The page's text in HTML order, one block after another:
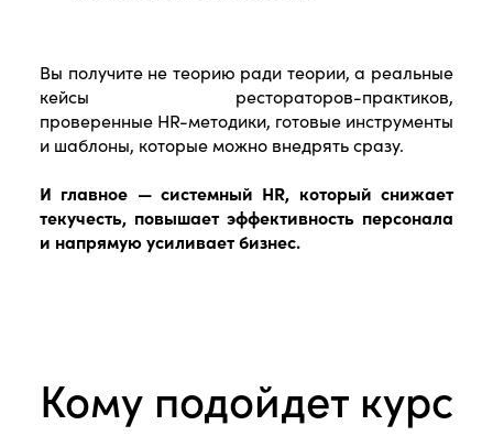
Вы получите не теорию ради теории, а реальные
кейсы рестораторов-практиков,
проверенные HR-методики, готовые инструменты
и шаблоны, которые можно внедрять сразу.
И главное — системный HR, который снижает
текучесть, повышает эффективность персонала
и напрямую усиливает бизнес.
Кому подойдет курс